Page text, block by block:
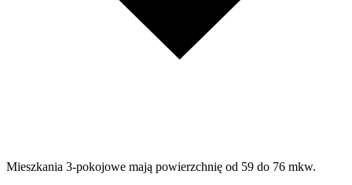
Mieszkania 3-pokojowe mają powierzchnię od 59 do 76 mkw.